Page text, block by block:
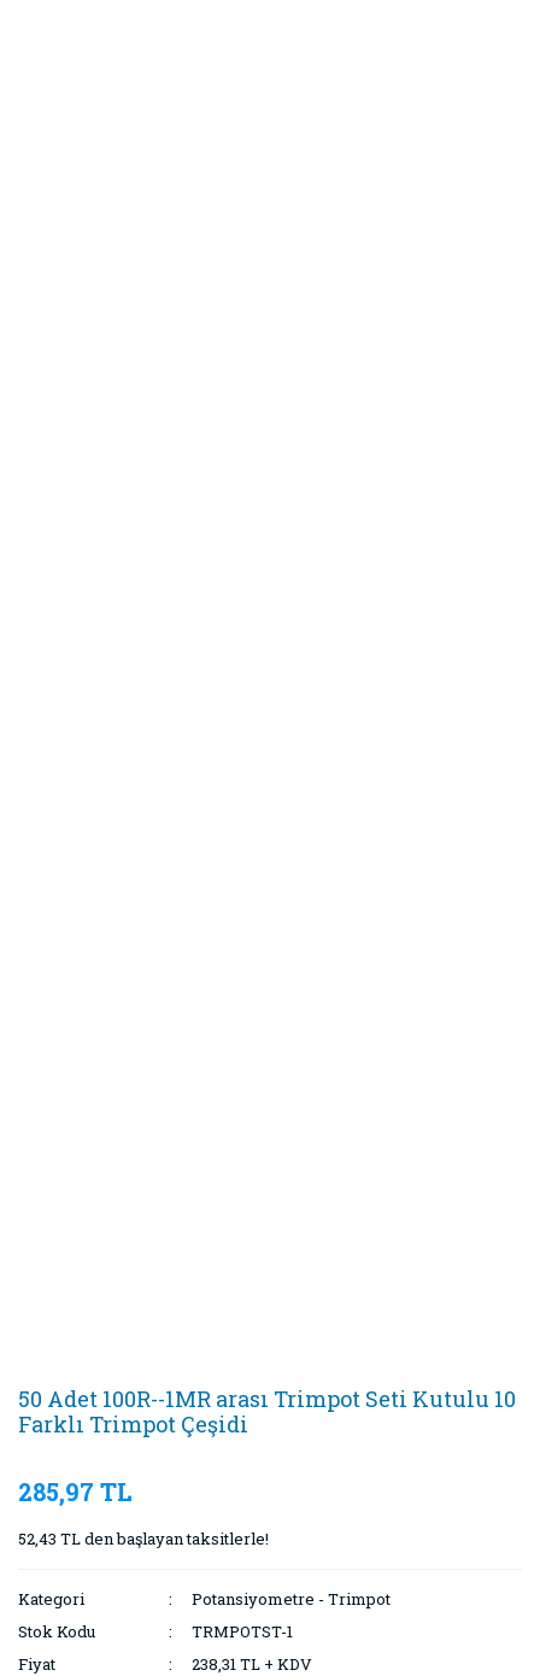
50 Adet 100R--1MR arası Trimpot Seti Kutulu 10
Farklı Trimpot Çeşidi
285,97 TL
52,43 TL den başlayan taksitlerle!
Kategori
Potansiyometre - Trimpot
Stok Kodu
TRMPOTST-1
Fiyat
238,31 TL + KDV